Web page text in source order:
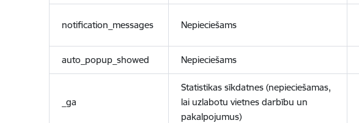
notification_messages Nepieciešams
auto_popup_showed Nepieciešams
_ga
Statistikas sīkdatnes (nepieciešamas,
lai uzlabotu vietnes darbību un
pakalpojumus)